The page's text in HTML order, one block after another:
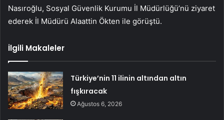
Nasıroğlu, Sosyal Güvenlik Kurumu İl Müdürlüğü’nü ziyaret
ederek İl Müdürü Alaattin Ökten ile görüştü.
İlgili Makaleler
Türkiye’nin 11 ilinin altından altın
fışkıracak
Ağustos 6, 2026